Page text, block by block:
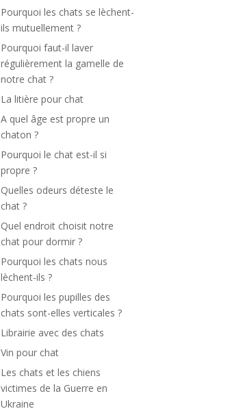
Pourquoi les chats se lèchent-
ils mutuellement ?
Pourquoi faut-il laver
régulièrement la gamelle de
notre chat ?
La litière pour chat
A quel âge est propre un
chaton ?
Pourquoi le chat est-il si
propre ?
Quelles odeurs déteste le
chat ?
Quel endroit choisit notre
chat pour dormir ?
Pourquoi les chats nous
lèchent-ils ?
Pourquoi les pupilles des
chats sont-elles verticales ?
Librairie avec des chats
Vin pour chat
Les chats et les chiens
victimes de la Guerre en
Ukraine